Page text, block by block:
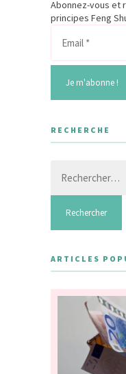
Abonnez-vous et
principes Feng
RECHERCHE
ARTICLES